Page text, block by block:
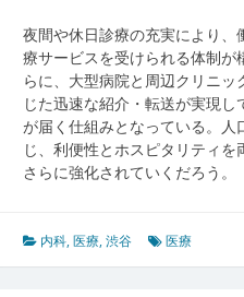
夜間や休日診療の充実により
療サービスを受けられる体制が
らに、大型病院と周辺クリニ
じた迅速な紹介・転送が実現
が届く仕組みとなっている。
じ、利便性とホスピタリティ
さらに強化されていくだろう。
内科,医療,渋谷 医療